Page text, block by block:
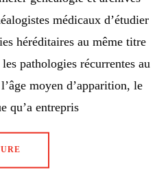
médicaux d’étudier
héréditaires au même titre
pathologies récurrentes au
moyen d’apparition, le
qu’a entrepris